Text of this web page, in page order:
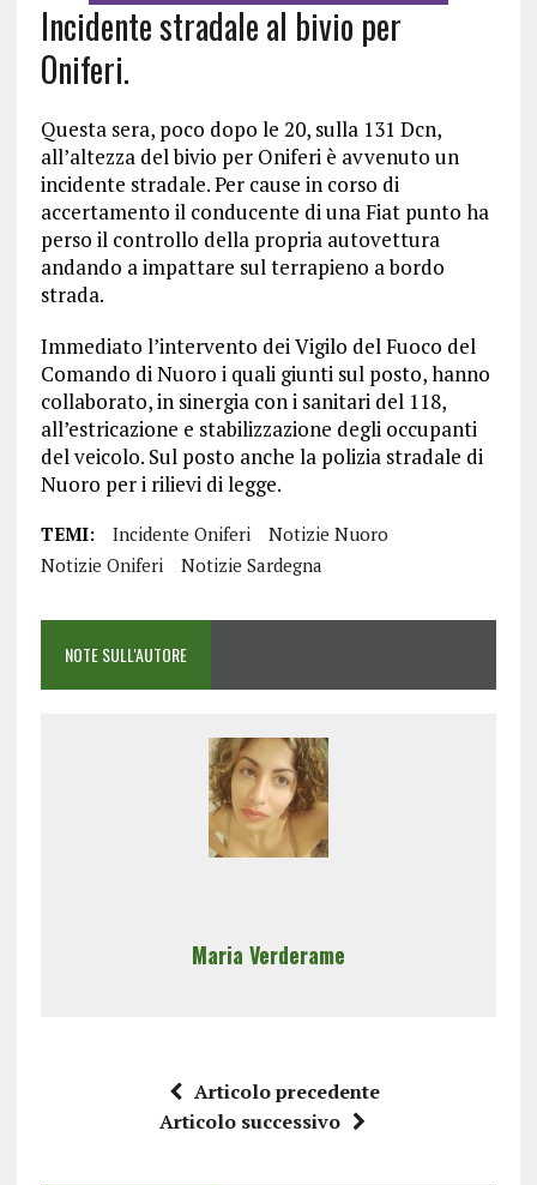
Incidente stradale al bivio per
Oniferi.
Questa sera, poco dopo le 20, sulla 131 Dcn,
all’altezza del bivio per Oniferi è avvenuto un
incidente stradale. Per cause in corso di
accertamento il conducente di una Fiat punto ha
perso il controllo della propria autovettura
andando a impattare sul terrapieno a bordo
strada.
Immediato l’intervento dei Vigilo del Fuoco del
Comando di Nuoro i quali giunti sul posto, hanno
collaborato, in sinergia con i sanitari del 118,
all’estricazione e stabilizzazione degli occupanti
del veicolo. Sul posto anche la polizia stradale di
Nuoro per i rilievi di legge.
TEMI: Incidente Oniferi
Notizie Nuoro
Notizie Oniferi
Notizie Sardegna
NOTE SULL'AUTORE
Maria Verderame
Articolo precedente
Articolo successivo